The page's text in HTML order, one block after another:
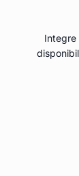
Integre